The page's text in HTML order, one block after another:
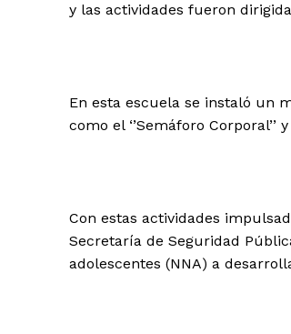
y las actividades fueron
En esta escuela se instaló un
como el ‘’Semáforo Corporal’’
Con estas actividades
Secretaría de Seguridad
adolescentes (NNA) a